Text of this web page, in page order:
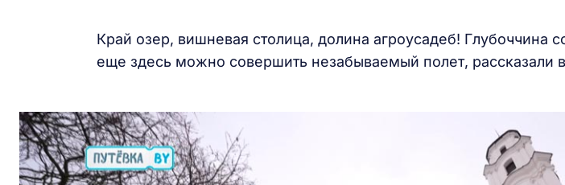
Край озер, вишневая столица, долина агроусадеб! Глубоччина
еще здесь можно совершить незабываемый полет, рассказали